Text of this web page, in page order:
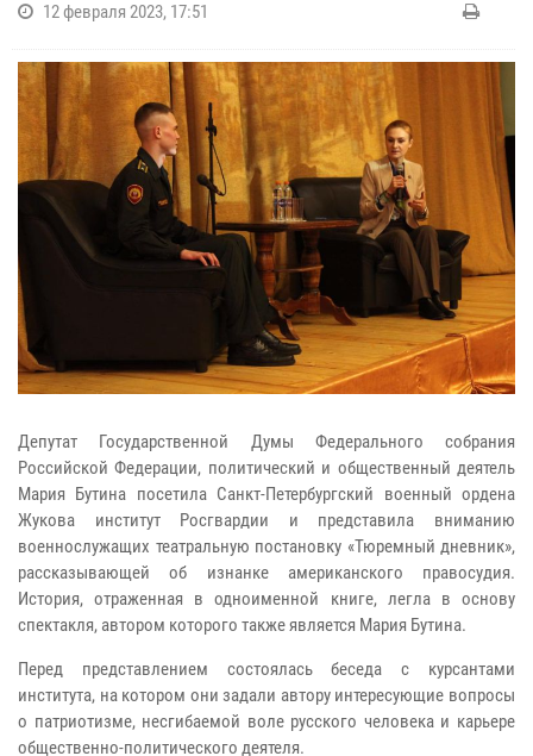
12 февраля 2023, 17:51
Депутат Государственной Думы Федерального собрания
Российской Федерации, политический и общественный деятель
Мария Бутина посетила Санкт-Петербургский военный ордена
Жукова институт Росгвардии и представила вниманию
военнослужащих театральную постановку «Тюремный дневник»,
рассказывающей об изнанке американского правосудия.
История, отраженная в одноименной книге, легла в основу
спектакля, автором которого также является Мария Бутина.
Перед представлением состоялась беседа с курсантами
института, на котором они задали автору интересующие вопросы
о патриотизме, несгибаемой воле русского человека и карьере
общественно-политического деятеля.